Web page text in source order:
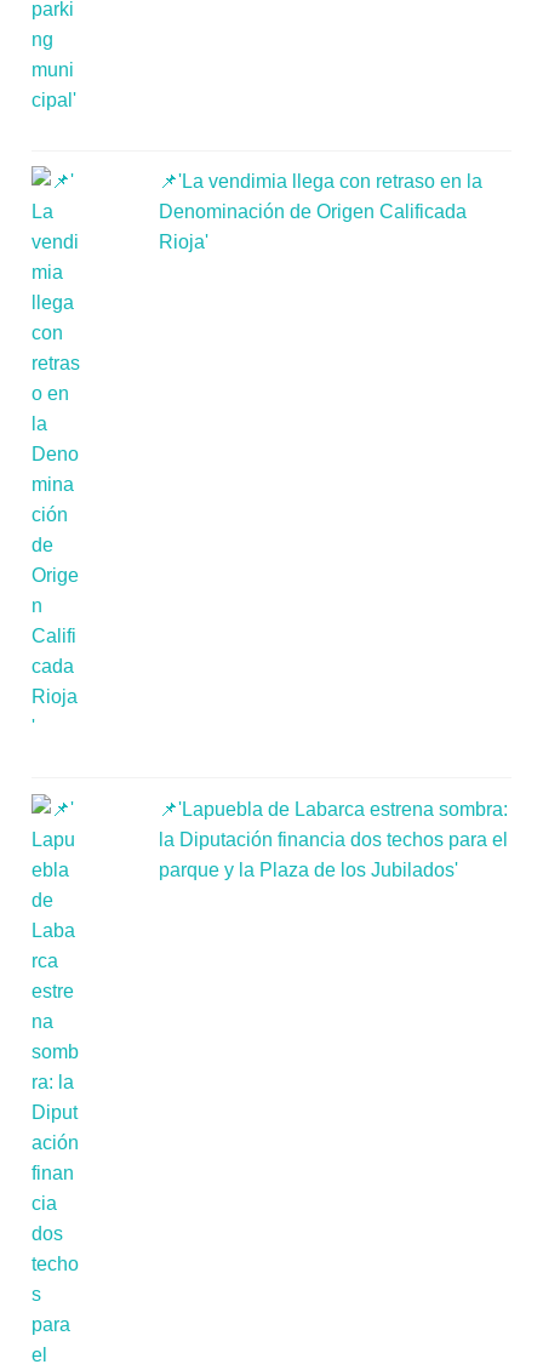
📌'La vendimia llega con retraso en la
Denominación de Origen Calificada
Rioja'
📌'Lapuebla de Labarca estrena sombra:
la Diputación financia dos techos para el
parque y la Plaza de los Jubilados'